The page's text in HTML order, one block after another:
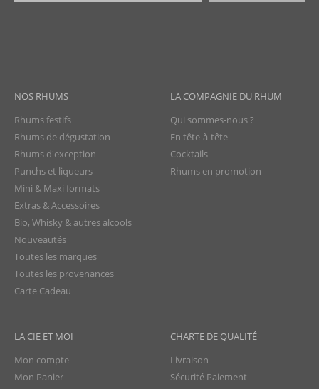
NOS RHUMS
Rhums festifs
Rhums de dégustation
Rhums d'exception
Punchs et liqueurs
Mini & Maxi formats
Extras & Accessoires
Bio, Whisky & autres alcools
Nouveautés
Toutes les marques
Toutes les provenances
Carte Cadeau
LA COMPAGNIE DU RHUM
Qui sommes-nous ?
En tête-à-tête
Cocktails
Rhums en promotion
LA CIE ET MOI
Mon compte
Mon Panier
CHARTE DE QUALITÉ
Livraison
Sécurité Paiement